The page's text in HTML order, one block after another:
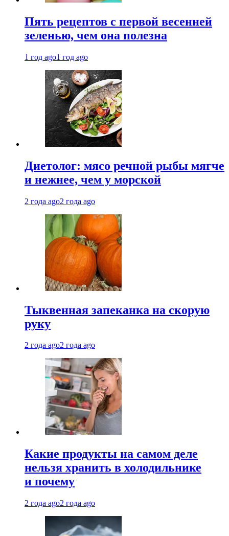
Пять рецептов с первой весенней
зеленью, чем она полезна
1 год ago1 год ago
Диетолог: мясо речной рыбы мягче
и нежнее, чем у морской
2 года ago2 года ago
Тыквенная запеканка на скорую
руку
2 года ago2 года ago
Какие продукты на самом деле
нельзя хранить в холодильнике
и почему
2 года ago2 года ago